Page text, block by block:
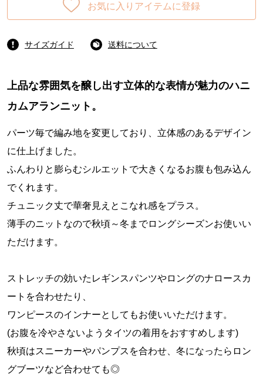
お気に入りアイテムに登録
サイズガイド 送料について
上品な雰囲気を醸し出す立体的な表情が魅力のハニ
カムアランニット。
パーツ毎で編み地を変更しており、立体感のあるデザイン
に仕上げました。
ふんわりと膨らむシルエットで大きくなるお腹も包み込ん
でくれます。
チュニック丈で華奢見えとこなれ感をプラス。
薄手のニットなので秋頃～冬までロングシーズンお使いい
ただけます。
ストレッチの効いたレギンスパンツやロングのナロースカ
ートを合わせたり、
ワンピースのインナーとしてもお使いいただけます。
(お腹を冷やさないようタイツの着用をおすすめします)
秋頃はスニーカーやパンプスを合わせ、冬になったらロン
グブーツなど合わせても◎